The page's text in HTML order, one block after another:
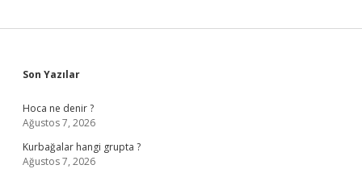
Sidebar
Son Yazılar
Hoca ne denir ?
Ağustos 7, 2026
Kurbağalar hangi grupta ?
Ağustos 7, 2026